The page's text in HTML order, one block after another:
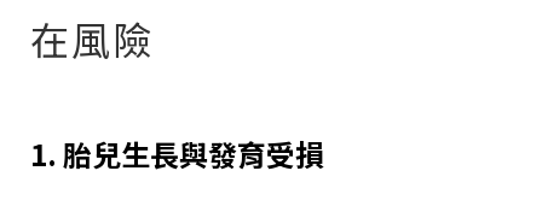
在風險
1. 胎兒生長與發育受損